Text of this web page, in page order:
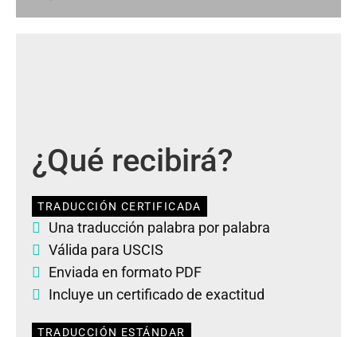
¿Qué recibirá?
TRADUCCIÓN CERTIFICADA
Una traducción palabra por palabra
Válida para USCIS
Enviada en formato PDF
Incluye un certificado de exactitud
TRADUCCIÓN ESTÁNDAR